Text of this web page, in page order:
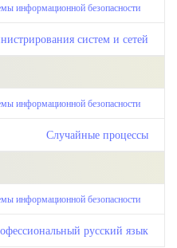
информационной безопасности
систем и сетей
информационной безопасности
Случайные процессы
информационной безопасности
русский язык